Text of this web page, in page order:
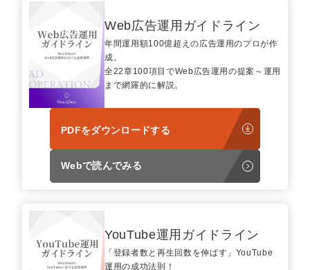
Web広告運用ガイドライン
年間運用額100億超えの広告運用のプロが作
成。
全22章100項目でWeb広告運用の提案～運用
まで網羅的に解説。
PDFをダウンロードする
Webで読んでみる
YouTube運用ガイドライン
「登録者数と再生回数を伸ばす」YouTube
運用の成功法則！